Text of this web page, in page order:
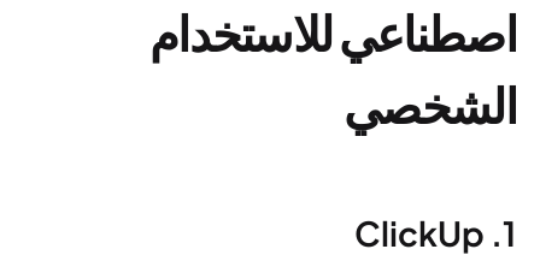
اصطناعي للاستخدام
الشخصي
1. ClickUp